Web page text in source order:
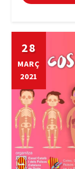
28
MARÇ
2021